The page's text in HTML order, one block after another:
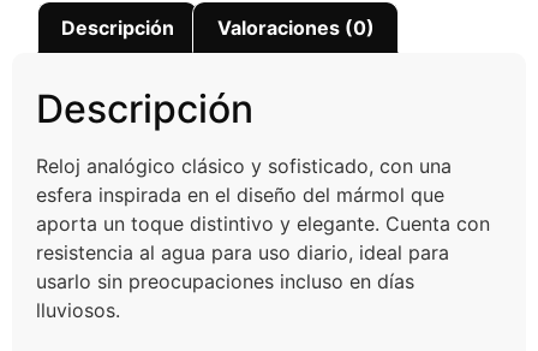
Descripción Valoraciones (0)
Descripción
Reloj analógico clásico y sofisticado, con una
esfera inspirada en el diseño del mármol que
aporta un toque distintivo y elegante. Cuenta con
resistencia al agua para uso diario, ideal para
usarlo sin preocupaciones incluso en días
lluviosos.